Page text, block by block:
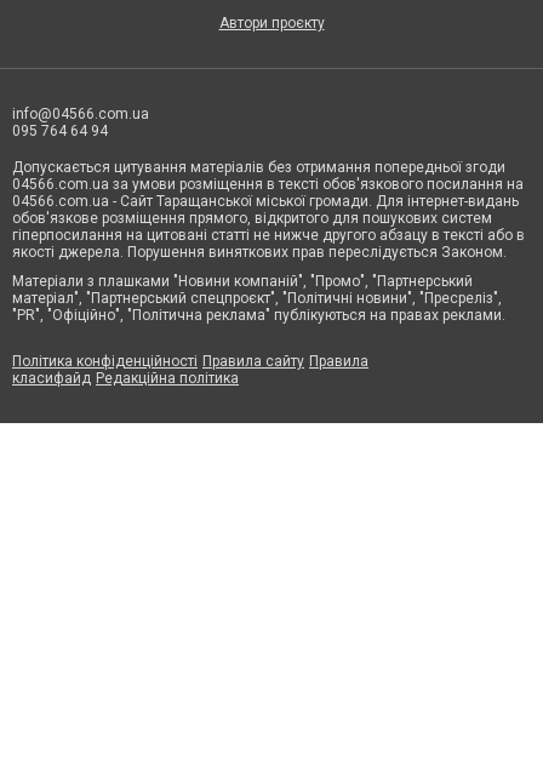
Автори проєкту
info@04566.com.ua
095 764 64 94
Допускається цитування матеріалів без отримання попередньої згоди
04566.com.ua за умови розміщення в тексті обов'язкового посилання на
04566.com.ua - Cайт Таращанської міської громади. Для інтернет-видань
обов'язкове розміщення прямого, відкритого для пошукових систем
гіперпосилання на цитовані статті не нижче другого абзацу в тексті або в
якості джерела. Порушення виняткових прав переслідується Законом.
Матеріали з плашками "Новини компаній", "Промо", "Партнерський
матеріал", "Партнерський спецпроєкт", "Політичні новини", "Пресреліз",
"PR", "Офіційно", "Політична реклама" публікуються на правах реклами.
Політика конфіденційності Правила сайту Правила
класифайд Редакційна політика